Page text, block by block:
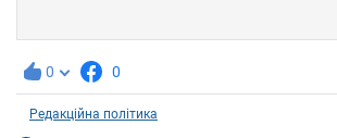
0 0
Редакційна політика